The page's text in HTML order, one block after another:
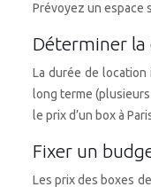
Prévoyez un espace
Déterminer la
La durée de location
long terme
le prix d’un box à
Fixer un
Les prix des boxes